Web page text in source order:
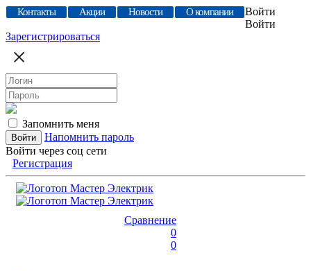
Контакты Акции Новости О компании
Войти
Войти
Зарегистрироваться
Запомнить меня
Напомнить пароль
Войти через соц сети
Регистрация
Сравнение
0
0